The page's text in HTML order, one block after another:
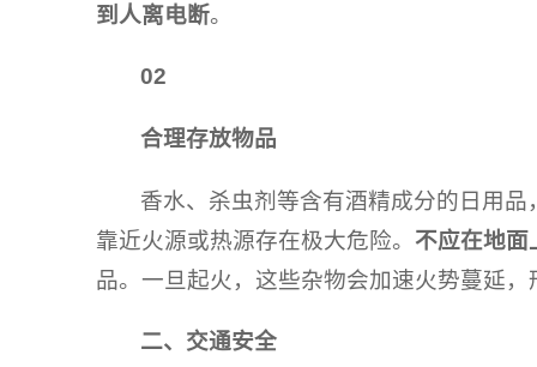
到人离电断。
02
合理存放物品
香水、杀虫剂等含有酒精成分的日用
靠近火源或热源存在极大危险。 不应在地面
品。一旦起火，这些杂物会加速火势蔓延，
二、交通安全